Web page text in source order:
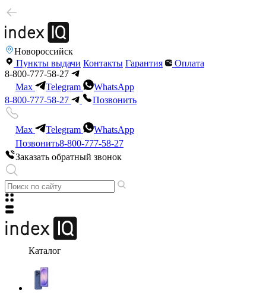
Новороссийск
Пункты выдачи Контакты Гарантия
Оплата
8-800-777-58-27
Max
Telegram
WhatsApp
8-800-777-58-27
Позвонить
Max Telegram
WhatsApp
Позвонить8-800-777-58-27
Заказать обратный звонок
Каталог